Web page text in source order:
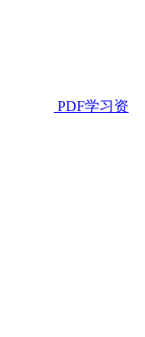
PDF学习资